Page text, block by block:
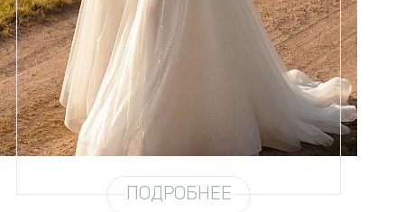
Силуэт
Пышный
Кружево
Жемчуг
Юбка
Европейка эконом + глиттер +
хорс
Глиттер
Мерцание новое 4,5 метра
Шлейф
Рукав
31
ПОДРОБНЕЕ